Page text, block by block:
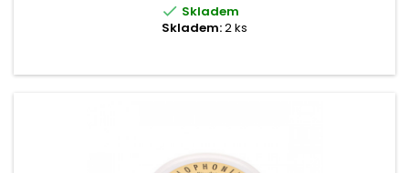
 Skladem
Skladem:2 ks